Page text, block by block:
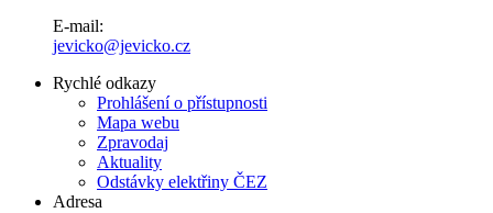
E-mail:
jevicko@jevicko.cz
Rychlé odkazy
Prohlášení o přístupnosti
Mapa webu
Zpravodaj
Aktuality
Odstávky elektřiny ČEZ
Adresa